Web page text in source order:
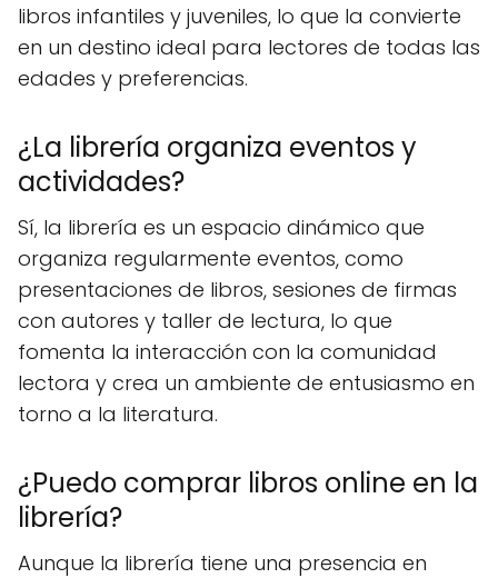
libros infantiles y juveniles, lo que la convierte
en un destino ideal para lectores de todas las
edades y preferencias.
¿La librería organiza eventos y
actividades?
Sí, la librería es un espacio dinámico que
organiza regularmente eventos, como
presentaciones de libros, sesiones de firmas
con autores y taller de lectura, lo que
fomenta la interacción con la comunidad
lectora y crea un ambiente de entusiasmo en
torno a la literatura.
¿Puedo comprar libros online en la
librería?
Aunque la librería tiene una presencia en